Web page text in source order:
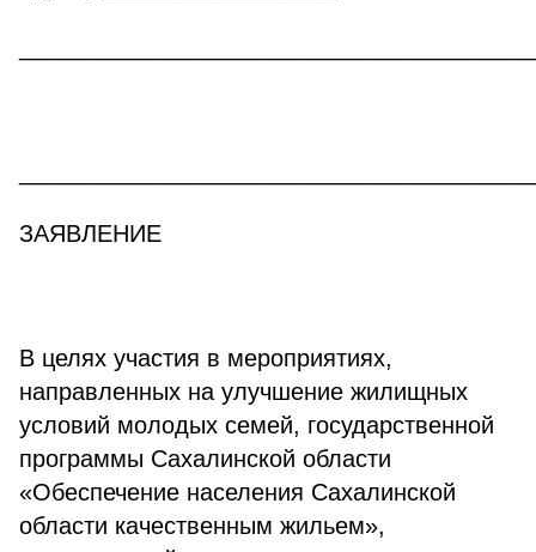
ЗАЯВЛЕНИЕ
В целях участия в мероприятиях,
направленных на улучшение жилищных
условий молодых семей, государственной
программы Сахалинской области
«Обеспечение населения Сахалинской
области качественным жильем»,